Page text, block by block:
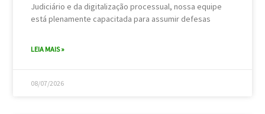
Judiciário e da digitalização processual, nossa equipe
está plenamente capacitada para assumir defesas
LEIA MAIS »
08/07/2026